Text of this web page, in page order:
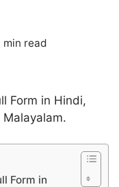
min read
Form in Hindi,
Malayalam.
Form in